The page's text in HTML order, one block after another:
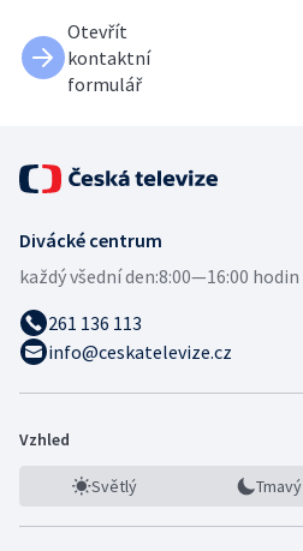
Otevřít
kontaktní
formulář
Divácké centrum
každý všední den:8:00—16:00 hodin
261 136 113
info@ceskatelevize.cz
Vzhled
Světlý Tmavý